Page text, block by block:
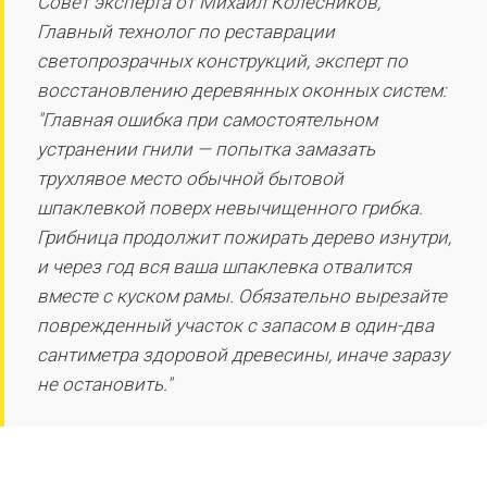
Главный технолог по реставрации
светопрозрачных конструкций, эксперт по
восстановлению деревянных оконных систем:
"Главная ошибка при самостоятельном
устранении гнили — попытка замазать
трухлявое место обычной бытовой
шпаклевкой поверх невычищенного грибка.
Грибница продолжит пожирать дерево изнутри,
и через год вся ваша шпаклевка отвалится
вместе с куском рамы. Обязательно вырезайте
поврежденный участок с запасом в один-два
сантиметра здоровой древесины, иначе заразу
не остановить."